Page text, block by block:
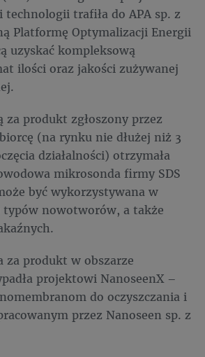
trafiła do APA sp. z
Platformę Optymalizacji Energii
uzyskać kompleksową
ilości oraz jakości zużywanej
za produkt zgłoszony przez
(na rynku nie dłużej niż 3
działalności) otrzymała
mikrosonda firmy SDS
być wykorzystywana w
typów nowotworów, a także
za produkt w obszarze
projektowi NanoseenX –
do oczyszczania i
przez Nanoseen sp. z